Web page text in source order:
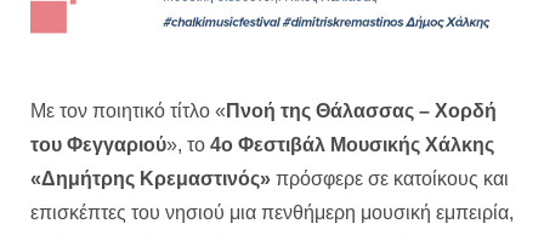
Με τον ποιητικό τίτλο « Πνοή της Θάλασσας – Χορδή
του Φεγγαριού», το 4ο Φεστιβάλ Μουσικής Χάλκης
«Δημήτρης Κρεμαστινός» πρόσφερε σε κατοίκους και
επισκέπτες του νησιού μια πενθήμερη μουσική εμπειρία,